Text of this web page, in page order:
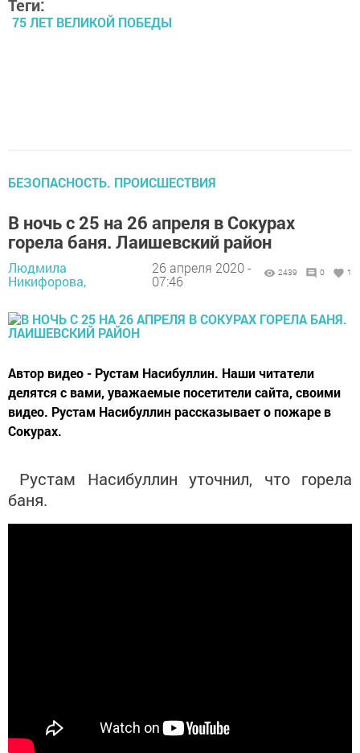
Теги:
75 ЛЕТ ВЕЛИКОЙ ПОБЕДЫ
БЕЗОПАСНОСТЬ. ПРОИСШЕСТВИЯ
В ночь с 25 на 26 апреля в Сокурах
горела баня. Лаишевский район
Людмила
Никифорова,
26 апреля 2020 -
07:46
2439 0 1
Автор видео - Рустам Насибуллин. Наши читатели
делятся с вами, уважаемые посетители сайта, своими
видео. Рустам Насибуллин рассказывает о пожаре в
Сокурах.
Рустам Насибуллин уточнил, что горела
баня.